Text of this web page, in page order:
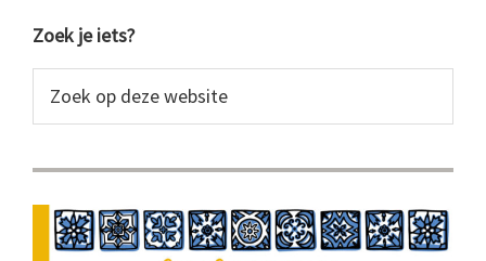
Primaire
Sidebar
Zoek je iets?
op
website